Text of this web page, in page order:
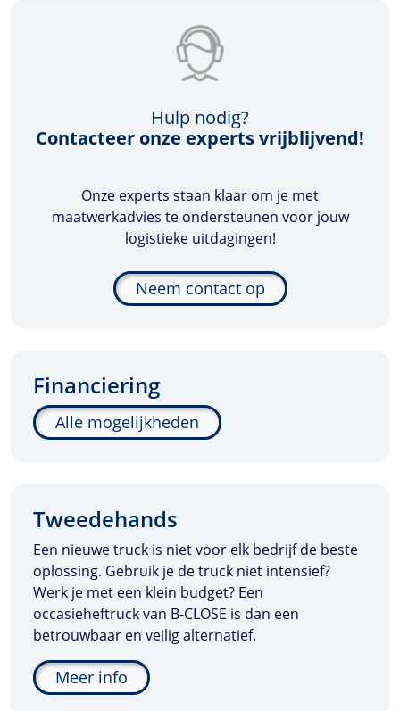
Hulp nodig?
Contacteer onze experts vrijblijvend!
Onze experts staan klaar om je met
maatwerkadvies te ondersteunen voor jouw
logistieke uitdagingen!
Neem contact op
Financiering
Alle mogelijkheden
Tweedehands
Een nieuwe truck is niet voor elk bedrijf de beste
oplossing. Gebruik je de truck niet intensief?
Werk je met een klein budget? Een
occasieheftruck van B-CLOSE is dan een
betrouwbaar en veilig alternatief.
Meer info